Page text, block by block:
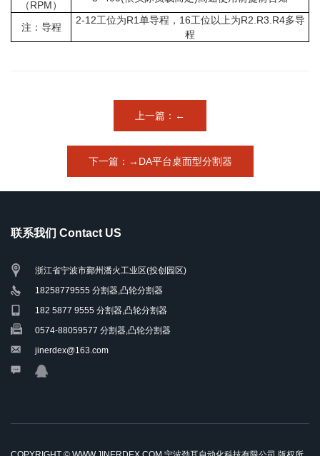
（RPM）
注：导程
2-12工位为R1单导程，16工位以上为R2.R3.R4多导
程
上一篇：←
下一篇：→DA平台桌面型分割器
联系我们 Contact US
浙江省宁波市鄞州潘火工业区(投创园区)
18258779555 分割器,凸轮分割器
182 5877 9555 分割器,凸轮分割器
0574-88059577 分割器,凸轮分割器
jinerdex@163.com